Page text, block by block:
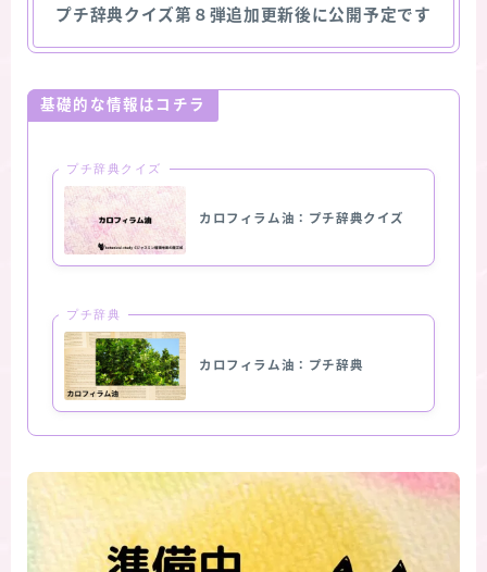
プチ辞典クイズ第８弾追加更新後に公開予定です
基礎的な情報はコチラ
プチ辞典クイズ
カロフィラム油：プチ辞典クイズ
プチ辞典
カロフィラム油：プチ辞典